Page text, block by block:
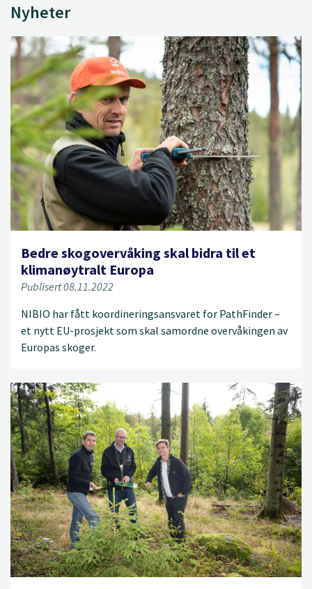
Nyheter
Bedre skogovervåking skal bidra til et
klimanøytralt Europa
Publisert 08.11.2022
NIBIO har fått koordineringsansvaret for PathFinder –
et nytt EU-prosjekt som skal samordne overvåkingen av
Europas skoger.